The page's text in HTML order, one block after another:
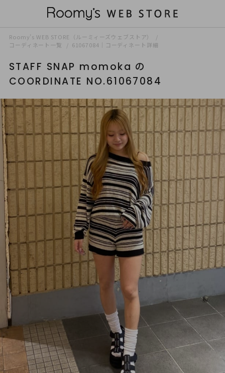
Roomy’s WEB STORE（ルーミィーズウェブストア）
コーディネート一覧
61067084｜コーディネート詳細
STAFF SNAP momoka の
COORDINATE NO.61067084